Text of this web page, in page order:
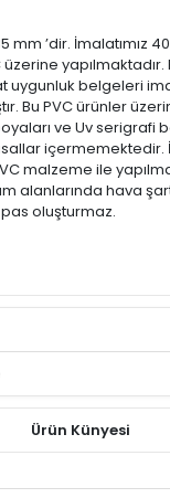
mm ’dir. İmalatımız
yapılmaktadır.
uygunluk belgeleri
Bu PVC ürünler
ve Uv serigrafi
içermemektedir.
malzeme ile
alanlarında hava
oluşturmaz.
Ürün Künyesi